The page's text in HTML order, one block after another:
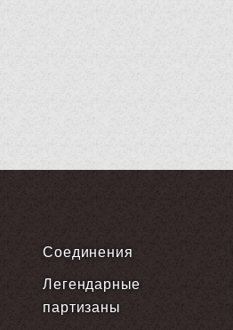
Соединения
Легендарные
партизаны